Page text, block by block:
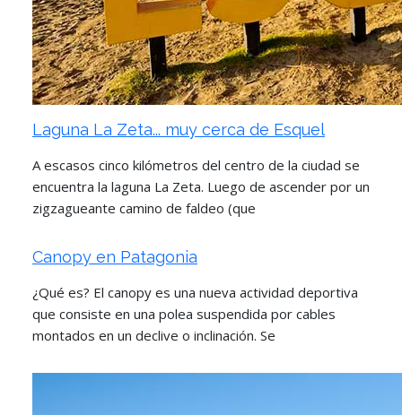
Laguna La Zeta... muy cerca de Esquel
A escasos cinco kilómetros del centro de la ciudad se
encuentra la laguna La Zeta. Luego de ascender por un
zigzagueante camino de faldeo (que
Canopy en Patagonia
¿Qué es? El canopy es una nueva actividad deportiva
que consiste en una polea suspendida por cables
montados en un declive o inclinación. Se